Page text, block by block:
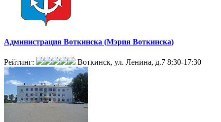
Администрация Воткинска (Мэрия Воткинска)
Рейтинг: Воткинск, ул. Ленина, д.7 8:30-17:30